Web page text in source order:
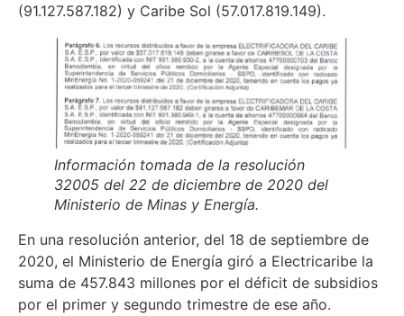
(91.127.587.182) y Caribe Sol (57.017.819.149).
Información tomada de la resolución
32005 del 22 de diciembre de 2020 del
Ministerio de Minas y Energía.
En una resolución anterior, del 18 de septiembre de
2020, el Ministerio de Energía giró a Electricaribe la
suma de 457.843 millones por el déficit de subsidios
por el primer y segundo trimestre de ese año.